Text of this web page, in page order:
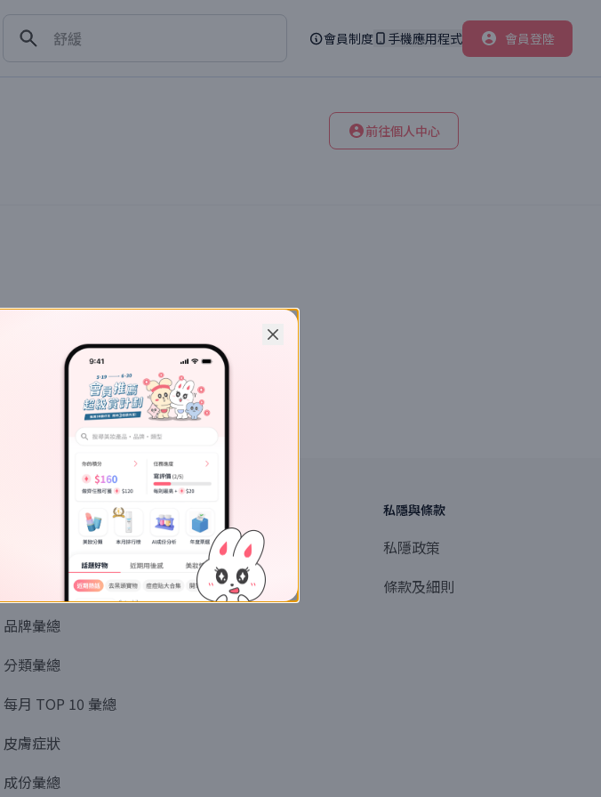
舒緩
會員制度 手機應用程式 會員登陸
前往個人中心
品牌彙總
分類彙總
每月 TOP 10 彙總
皮膚症狀
成份彙總
探索
商業或媒體聯絡
產品提名
私隱與條款
私隱政策
條款及細則